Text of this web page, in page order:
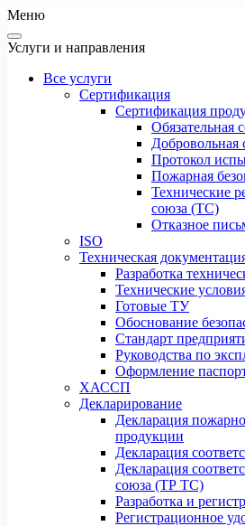
Меню
Услуги и направления
Все услуги
Сертификация
Сертификация
Обязательная
Добровольная
Протокол
Пожарная
Технические
союза (ТС)
Отказное
ISO
Техническая
Разработка
Технические
Готовые ТУ
Обоснование
Стандарт
Руководства по
Оформление
ХАССП
Декларирование
Декларация
продукции
Декларация
Декларация
союза (ТР ТС)
Разработка и
Регистрационное